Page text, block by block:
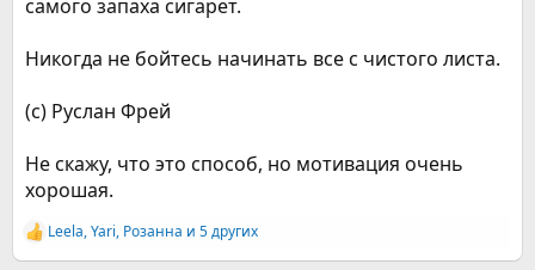
самого запаха сигарет.
Никогда не бойтесь начинать все с чистого листа.
(c) Руслан Фрей
Не скажу, что это способ, но мотивация очень
хорошая.
Р
е
Leela,Yari, Розанна и 5 других